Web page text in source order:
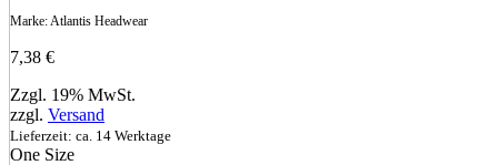
Marke: Atlantis Headwear
7,38 €
Zzgl. 19% MwSt.
zzgl. Versand
Lieferzeit: ca. 14 Werktage
One Size